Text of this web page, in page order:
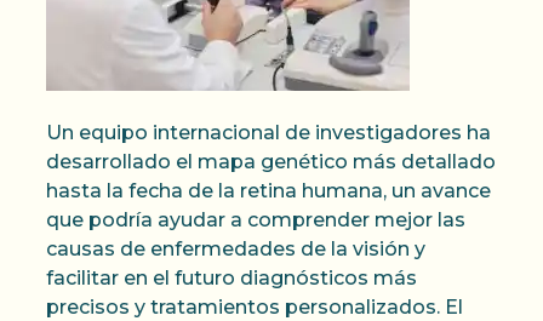
Un equipo internacional de investigadores ha
desarrollado el mapa genético más detallado
hasta la fecha de la retina humana, un avance
que podría ayudar a comprender mejor las
causas de enfermedades de la visión y
facilitar en el futuro diagnósticos más
precisos y tratamientos personalizados. El